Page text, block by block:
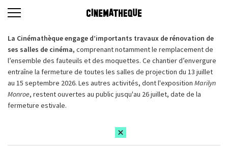
La Cinémathèque engage d’importants travaux de rénovation de
ses salles de cinéma, comprenant notamment le remplacement de
l’ensemble des fauteuils et des moquettes. Ce chantier d’envergure
entraîne la fermeture de toutes les salles de projection du 13 juillet
au 15 septembre 2026. Les autres activités, dont l'exposition Marilyn
Monroe, restent ouvertes au public jusqu'au 26 juillet, date de la
fermeture estivale.